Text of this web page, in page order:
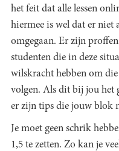
het feit dat alle lessen
hiermee is wel dat er niet
omgegaan. Er zijn
studenten die in deze
wilskracht hebben om
volgen. Als dit bij jou het
er zijn tips die jouw blok
Je moet geen schrik
1,5 te zetten. Zo kan je